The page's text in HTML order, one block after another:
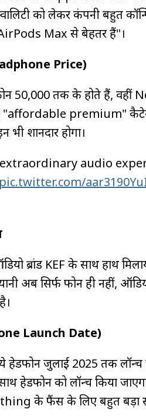
को लेकर कंपनी बहुत
Max से बेहतर हैं"।
Price)
₹50,000 तक के होते हैं, वहीं
"affordable premium"
शानदार होगा।
audio
pic.twitter.com/
ब्रांड KEF के साथ हाथ
अब सिर्फ फोन ही नहीं,
Launch Date)
हेडफोन जुलाई 2025 तक लॉन्च
हेडफोन को लॉन्च किया
के फैंस के लिए बहुत बड़ा